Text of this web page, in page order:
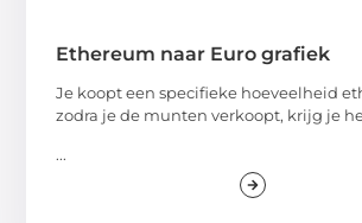
Ethereum naar Euro grafiek
Je koopt een specifieke hoeveelheid
zodra je de munten verkoopt, krijg je
...